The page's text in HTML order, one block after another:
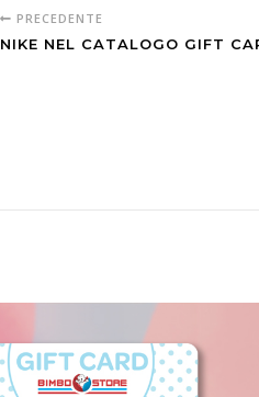
PRECEDENTE
NIKE NEL CATALOGO GIFT